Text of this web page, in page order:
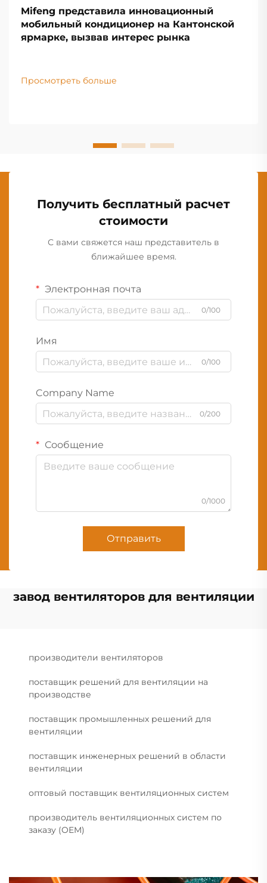
Mifeng представила инновационный
мобильный кондиционер на Кантонской
ярмарке, вызвав интерес рынка
Просмотреть больше
Получить бесплатный расчет
стоимости
С вами свяжется наш представитель в
ближайшее время.
Электронная почта
0/100
Имя
0/100
Company Name
0/200
Сообщение
0/1000
Отправить
завод вентиляторов для вентиляции
производители вентиляторов
поставщик решений для вентиляции на
производстве
поставщик промышленных решений для
вентиляции
поставщик инженерных решений в области
вентиляции
оптовый поставщик вентиляционных систем
производитель вентиляционных систем по
заказу (OEM)